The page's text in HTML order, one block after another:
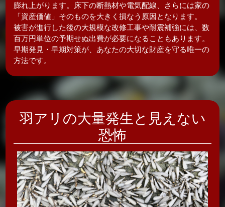
膨れ上がります。床下の断熱材や電気配線、さらには家の
「資産価値」そのものを大きく損なう原因となります。
被害が進行した後の大規模な改修工事や耐震補強には、数
百万円単位の予期せぬ出費が必要になることもあります。
早期発見・早期対策が、あなたの大切な財産を守る唯一の
方法です。
羽アリの大量発生と見えない
恐怖